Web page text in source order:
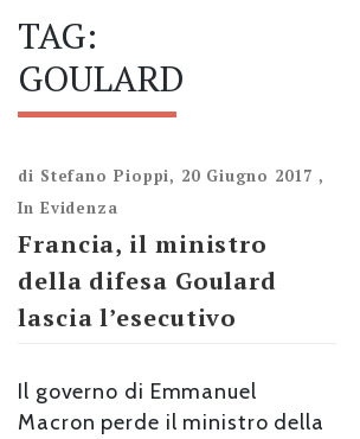
TAG:
GOULARD
di Stefano Pioppi, 20 Giugno 2017 ,
In Evidenza
Francia, il ministro
della difesa Goulard
lascia l’esecutivo
Il governo di Emmanuel
Macron perde il ministro della